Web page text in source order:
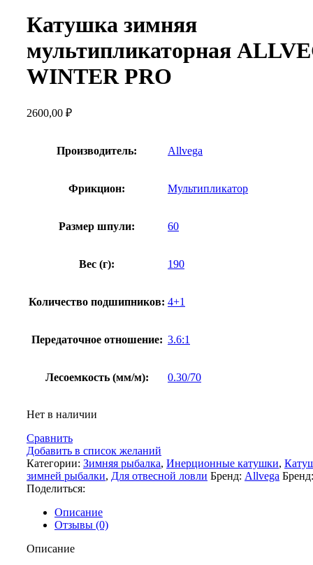
Катушка зимняя
мультипликаторная
WINTER PRO
2600,00 ₽
Производитель: Allvega
Фрикцион: Мультипликатор
Размер шпули: 60
Вес (г): 190
Количество подшипников: 4+1
Передаточное отношение: 3.6:1
Лесоемкость (мм/м): 0.30/70
Нет в наличии
Сравнить
Добавить в список желаний
Категории: Зимняя рыбалка, Инерционные катушки,
зимней рыбалки, Для отвесной ловли Бренд: Allvega
Поделиться:
Описание
Отзывы (0)
Описание